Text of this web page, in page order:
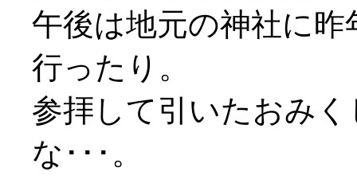
午後は地元の神社に
行ったり。
参拝して引いたおみ
な･･･。